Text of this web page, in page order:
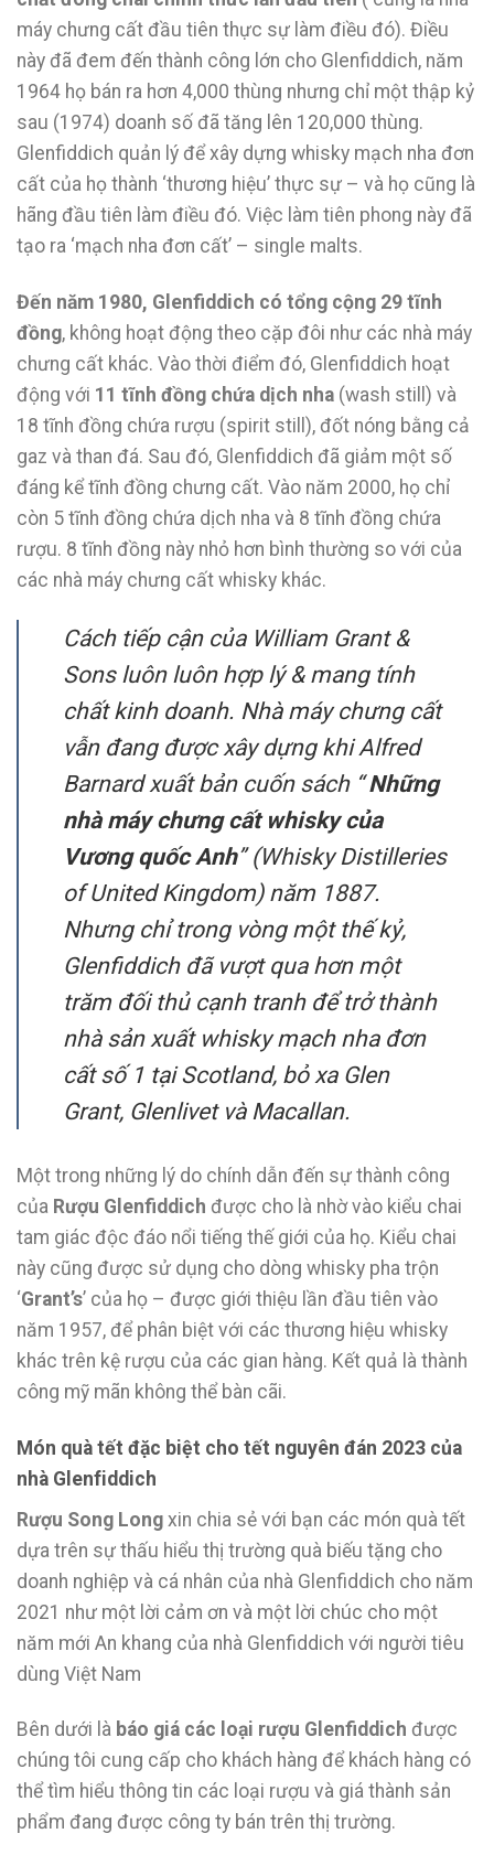
máy chưng cất đầu tiên thực sự làm điều đó). Điều
này đã đem đến thành công lớn cho Glenfiddich, năm
1964 họ bán ra hơn 4,000 thùng nhưng chỉ một thập kỷ
sau (1974) doanh số đã tăng lên 120,000 thùng.
Glenfiddich quản lý để xây dựng whisky mạch nha đơn
cất của họ thành ‘thương hiệu’ thực sự – và họ cũng là
hãng đầu tiên làm điều đó. Việc làm tiên phong này đã
tạo ra ‘mạch nha đơn cất’ – single malts.
Đến năm 1980, Glenfiddich có tổng cộng 29 tĩnh
đồng, không hoạt động theo cặp đôi như các nhà máy
chưng cất khác. Vào thời điểm đó, Glenfiddich hoạt
động với 11 tĩnh đồng chứa dịch nha (wash still) và
18 tĩnh đồng chứa rượu (spirit still), đốt nóng bằng cả
gaz và than đá. Sau đó, Glenfiddich đã giảm một số
đáng kể tĩnh đồng chưng cất. Vào năm 2000, họ chỉ
còn 5 tĩnh đồng chứa dịch nha và 8 tĩnh đồng chứa
rượu. 8 tĩnh đồng này nhỏ hơn bình thường so với của
các nhà máy chưng cất whisky khác.
Cách tiếp cận của William Grant &
Sons luôn luôn hợp lý & mang tính
chất kinh doanh. Nhà máy chưng cất
vẫn đang được xây dựng khi Alfred
Barnard xuất bản cuốn sách “Những
nhà máy chưng cất whisky của
Vương quốc Anh” (Whisky Distilleries
of United Kingdom) năm 1887.
Nhưng chỉ trong vòng một thế kỷ,
Glenfiddich đã vượt qua hơn một
trăm đối thủ cạnh tranh để trở thành
nhà sản xuất whisky mạch nha đơn
cất số 1 tại Scotland, bỏ xa Glen
Grant, Glenlivet và Macallan.
Một trong những lý do chính dẫn đến sự thành công
của Rượu Glenfiddich được cho là nhờ vào kiểu chai
tam giác độc đáo nổi tiếng thế giới của họ. Kiểu chai
này cũng được sử dụng cho dòng whisky pha trộn
‘Grant’s’ của họ – được giới thiệu lần đầu tiên vào
năm 1957, để phân biệt với các thương hiệu whisky
khác trên kệ rượu của các gian hàng. Kết quả là thành
công mỹ mãn không thể bàn cãi.
Món quà tết đặc biệt cho tết nguyên đán 2023 của
nhà Glenfiddich
Rượu Song Long xin chia sẻ với bạn các món quà tết
dựa trên sự thấu hiểu thị trường quà biếu tặng cho
doanh nghiệp và cá nhân của nhà Glenfiddich cho năm
2021 như một lời cảm ơn và một lời chúc cho một
năm mới An khang của nhà Glenfiddich với người tiêu
dùng Việt Nam
Bên dưới là báo giá các loại rượu Glenfiddich được
chúng tôi cung cấp cho khách hàng để khách hàng có
thể tìm hiểu thông tin các loại rượu và giá thành sản
phẩm đang được công ty bán trên thị trường.